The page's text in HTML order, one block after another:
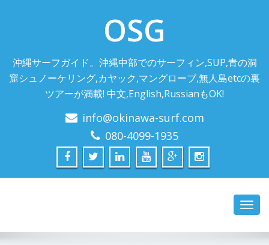
OSG
沖縄サーフガイド。沖縄中部でのサーフィン,SUP,青の洞
窟シュノーケリング,カヤック,マングローブ,無人島etcの裏
ツアーが満載! 中文,English,RussianもOK!
info@okinawa-surf.com
080-4099-1935